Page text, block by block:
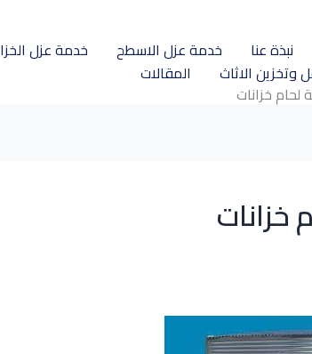
نبذة عنا خدمة عزل الاسطح خدمة عزل
وتخزين الاثاث
المقالات
لحام خزانات
خزانات